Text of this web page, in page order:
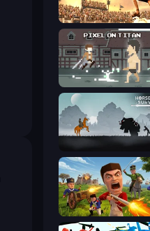
Gladiator: True Story
Pixel on Titan: AoT
Horseback Survival
Redcoats.io